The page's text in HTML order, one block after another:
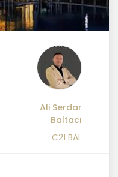
Ali Serdar
Baltacı
C21 BAL